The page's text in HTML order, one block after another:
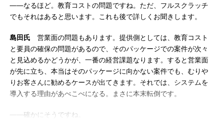
――なるほど。教育コストの問題ですね。ただ、フルスクラッチ
でもそれはあると思います。これも後で詳しくお聞きします。
島田氏 営業面の問題もあります。提供側としては、教育コスト
と要員の確保の問題があるので、そのパッケージでの案件が次々
と見込めるかどうかが、一番の経営課題なります。すると営業面
が先に立ち、本当はそのパッケージに向かない案件でも、むりや
りお客さんに勧めるケースが出てきます。それでは、システムを
導入する理由があべこべになる。まさに本末転倒です。
――確かにそうですね。